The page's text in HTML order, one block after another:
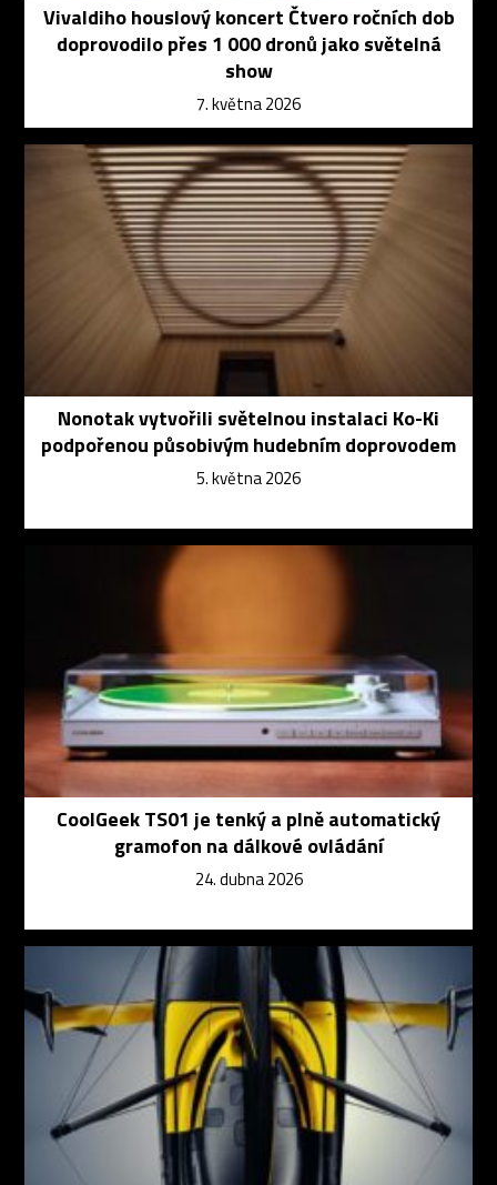
Vivaldiho houslový koncert Čtvero ročních dob
doprovodilo přes 1 000 dronů jako světelná
show
7. května 2026
Nonotak vytvořili světelnou instalaci Ko-Ki
podpořenou působivým hudebním doprovodem
5. května 2026
CoolGeek TS01 je tenký a plně automatický
gramofon na dálkové ovládání
24. dubna 2026